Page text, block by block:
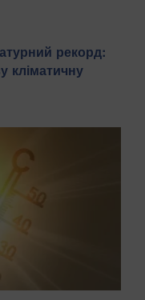
рекорд:
кліматичну